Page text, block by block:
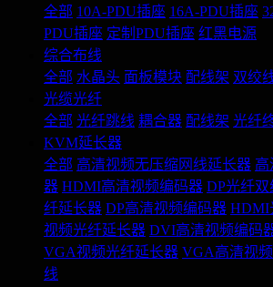
全部 10A-PDU插座 16A-PDU插座
PDU插座 定制PDU插座 红黑电源
综合布线
全部 水晶头 面板模块 配线架 双绞
光缆光纤
全部 光纤跳线 耦合器 配线架 光纤
KVM延长器
全部 高清视频无压缩网线延长器 高
器 HDMI高清视频编码器 DP光纤双
纤延长器 DP高清视频编码器 HDMI
视频光纤延长器 DVI高清视频编码
VGA视频光纤延长器 VGA高清视
线